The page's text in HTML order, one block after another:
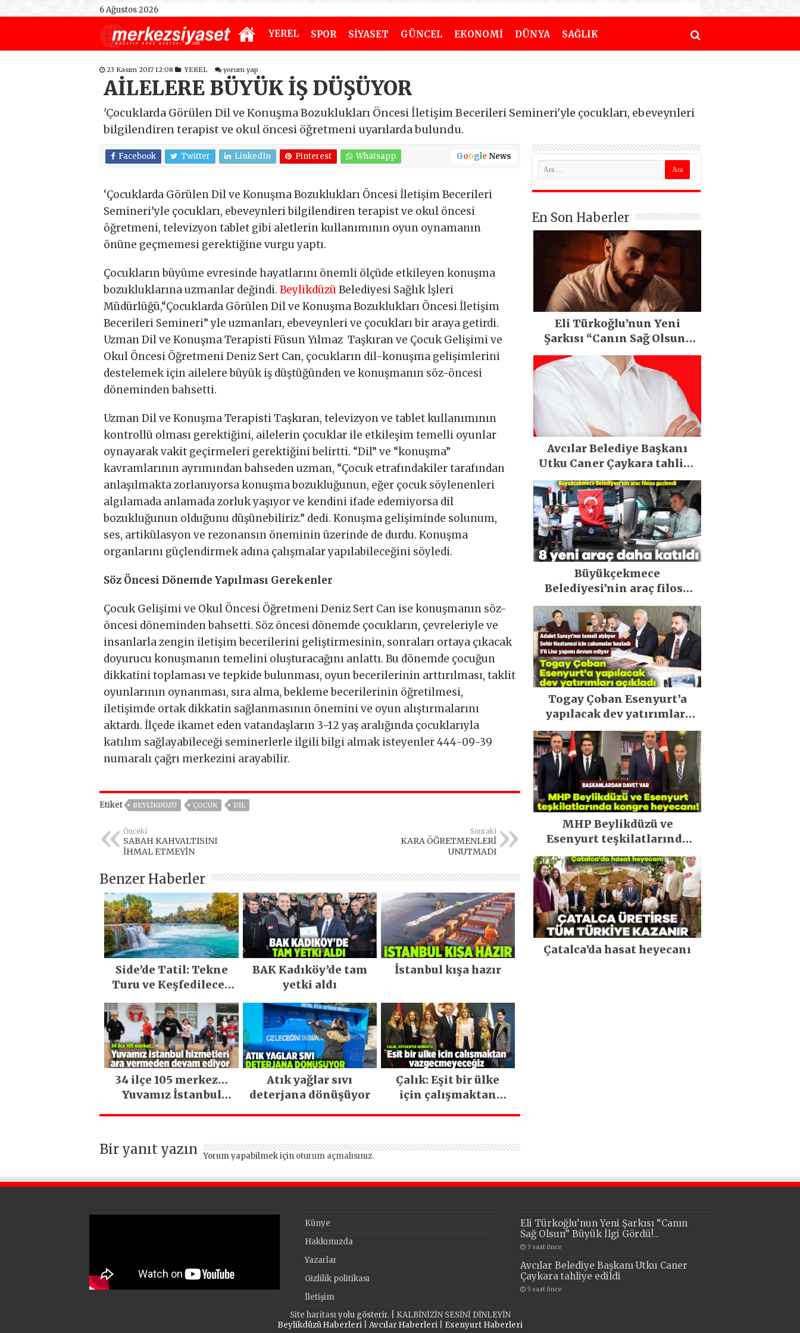
6 Ağustos 2026
YEREL SPOR SİYASET GÜNCEL EKONOMİ DÜNYA SAĞLIK
23 Kasım 2017 12:08 YEREL yorum yap
AİLELERE BÜYÜK İŞ DÜŞÜYOR
'Çocuklarda Görülen Dil ve Konuşma Bozuklukları Öncesi İletişim Becerileri Semineri'yle çocukları, ebeveynleri
bilgilendiren terapist ve okul öncesi öğretmeni uyarılarda bulundu.
Facebook Twitter LinkedIn Pinterest Whatsapp Google News
‘Çocuklarda Görülen Dil ve Konuşma Bozuklukları Öncesi İletişim Becerileri
Semineri’yle çocukları, ebeveynleri bilgilendiren terapist ve okul öncesi
öğretmeni, televizyon tablet gibi aletlerin kullanımının oyun oynamanın
önüne geçmemesi gerektiğine vurgu yaptı.
Çocukların büyüme evresinde hayatlarını önemli ölçüde etkileyen konuşma
bozukluklarına uzmanlar değindi. Beylikdüzü Belediyesi Sağlık İşleri
Müdürlüğü,“Çocuklarda Görülen Dil ve Konuşma Bozuklukları Öncesi İletişim
Becerileri Semineri” yle uzmanları, ebeveynleri ve çocukları bir araya getirdi.
Uzman Dil ve Konuşma Terapisti Füsun Yılmaz Taşkıran ve Çocuk Gelişimi ve
Okul Öncesi Öğretmeni Deniz Sert Can, çocukların dil-konuşma gelişimlerini
destelemek için ailelere büyük iş düştüğünden ve konuşmanın söz-öncesi
döneminden bahsetti.
Uzman Dil ve Konuşma Terapisti Taşkıran, televizyon ve tablet kullanımının
kontrollü olması gerektiğini, ailelerin çocuklar ile etkileşim temelli oyunlar
oynayarak vakit geçirmeleri gerektiğini belirtti. “Dil” ve “konuşma”
kavramlarının ayrımından bahseden uzman, “Çocuk etrafındakiler tarafından
anlaşılmakta zorlanıyorsa konuşma bozukluğunun, eğer çocuk söylenenleri
algılamada anlamada zorluk yaşıyor ve kendini ifade edemiyorsa dil
bozukluğunun olduğunu düşünebiliriz.” dedi. Konuşma gelişiminde solunum,
ses, artikülasyon ve rezonansın öneminin üzerinde de durdu. Konuşma
organlarını güçlendirmek adına çalışmalar yapılabileceğini söyledi.
Söz Öncesi Dönemde Yapılması Gerekenler
Çocuk Gelişimi ve Okul Öncesi Öğretmeni Deniz Sert Can ise konuşmanın söz-
öncesi döneminden bahsetti. Söz öncesi dönemde çocukların, çevreleriyle ve
insanlarla zengin iletişim becerilerini geliştirmesinin, sonraları ortaya çıkacak
doyurucu konuşmanın temelini oluşturacağını anlattı. Bu dönemde çocuğun
dikkatini toplaması ve tepkide bulunması, oyun becerilerinin arttırılması, taklit
oyunlarının oynanması, sıra alma, bekleme becerilerinin öğretilmesi,
iletişimde ortak dikkatin sağlanmasının önemini ve oyun alıştırmalarını
aktardı. İlçede ikamet eden vatandaşların 3-12 yaş aralığında çocuklarıyla
katılım sağlayabileceği seminerlerle ilgili bilgi almak isteyenler 444-09-39
numaralı çağrı merkezini arayabilir.
Etiket BEYLIKDÜZÜ ÇOCUK DIL
Önceki
SABAH KAHVALTISINI
İHMAL ETMEYİN
Sonraki
KARA ÖĞRETMENLERİ
UNUTMADI
Benzer Haberler
Side’de Tatil: Tekne
Turu ve Keşfedilecek
BAK Kadıköy’de tam
yetki aldı
İstanbul kışa hazır
34 ilçe 105 merkez…
Yuvamız İstanbul
Atık yağlar sıvı
deterjana dönüşüyor
Çalık: Eşit bir ülke
için çalışmaktan
Bir yanıt yazın Yorum yapabilmek için oturum açmalısınız.
En Son Haberler
Eli Türkoğlu’nun Yeni
Şarkısı “Canın Sağ Olsun”
Büyük İlgi Gördü!..
Avcılar Belediye Başkanı
Utku Caner Çaykara tahliye
edildi
Büyükçekmece
Belediyesi’nin araç filosu
güçlendi
Togay Çoban Esenyurt’a
yapılacak dev yatırımları
açıkladı
MHP Beylikdüzü ve
Esenyurt teşkilatlarında
kongre heyecanı!
Çatalca’da hasat heyecanı
Künye
Hakkımızda
Yazarlar
Gizlilik politikası
İletişim
Eli Türkoğlu’nun Yeni Şarkısı “Canın
Sağ Olsun” Büyük İlgi Gördü!..
3 saat önce
Avcılar Belediye Başkanı Utku Caner
Çaykara tahliye edildi
5 saat önce
Site haritasıyolu gösterir. | KALBİNİZİN SESİNİ DİNLEYİN
Beylikdüzü Haberleri
Avcılar Haberleri Esenyurt Haberleri